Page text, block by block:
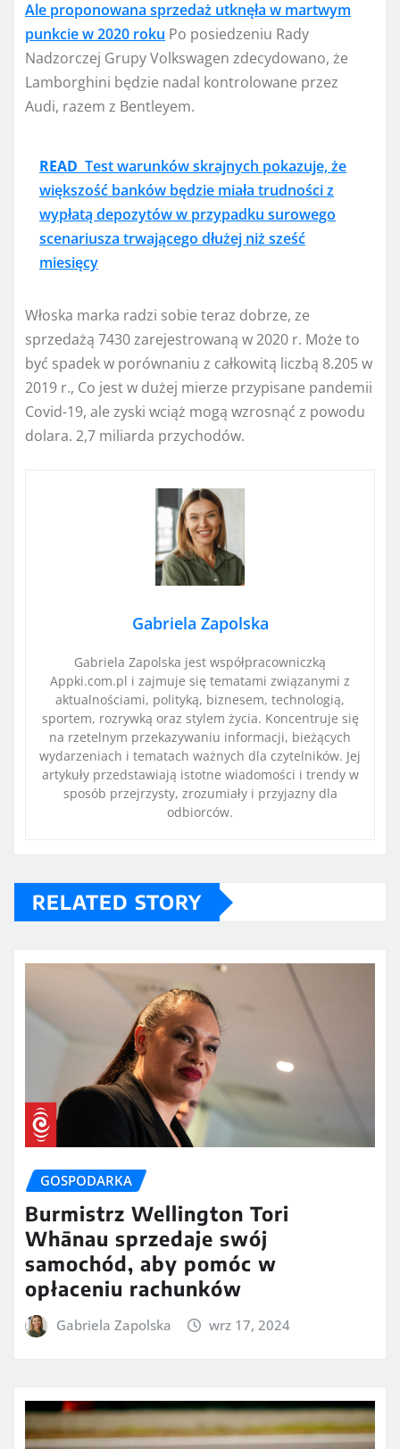
Ale proponowana sprzedaż utknęła w martwym
punkcie w 2020 roku Po posiedzeniu Rady
Nadzorczej Grupy Volkswagen zdecydowano, że
Lamborghini będzie nadal kontrolowane przez
Audi, razem z Bentleyem.
READ Test warunków skrajnych pokazuje, że
większość banków będzie miała trudności z
wypłatą depozytów w przypadku surowego
scenariusza trwającego dłużej niż sześć
miesięcy
Włoska marka radzi sobie teraz dobrze, ze
sprzedażą 7430 zarejestrowaną w 2020 r. Może to
być spadek w porównaniu z całkowitą liczbą 8.205 w
2019 r., Co jest w dużej mierze przypisane pandemii
Covid-19, ale zyski wciąż mogą wzrosnąć z powodu
dolara. 2,7 miliarda przychodów.
Gabriela Zapolska
Gabriela Zapolska jest współpracowniczką
Appki.com.pl i zajmuje się tematami związanymi z
aktualnościami, polityką, biznesem, technologią,
sportem, rozrywką oraz stylem życia. Koncentruje się
na rzetelnym przekazywaniu informacji, bieżących
wydarzeniach i tematach ważnych dla czytelników. Jej
artykuły przedstawiają istotne wiadomości i trendy w
sposób przejrzysty, zrozumiały i przyjazny dla
odbiorców.
RELATED STORY
GOSPODARKA
Burmistrz Wellington Tori
Whānau sprzedaje swój
samochód, aby pomóc w
opłaceniu rachunków
Gabriela Zapolska wrz 17, 2024